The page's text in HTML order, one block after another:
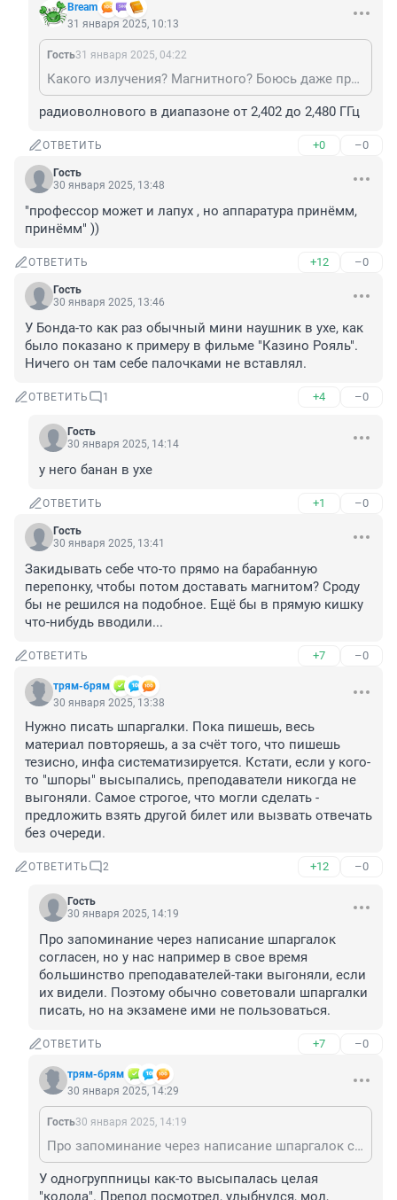
Bream
31 января 2025, 10:13
Гость31 января 2025, 04:22
Какого излучения? Магнитного? Боюсь даже представить, что станет с вашим нежным мозгом, если вы когда-нибудь пойдёте делать мрт.
радиоволнового в диапазоне от 2,402 до 2,480 ГГц
ОТВЕТИТЬ +0 –0
Гость
30 января 2025, 13:48
"профессор может и лапух , но аппаратура принёмм,
принёмм" ))
ОТВЕТИТЬ +12 –0
Гость
30 января 2025, 13:46
У Бонда-то как раз обычный мини наушник в ухе, как
было показано к примеру в фильме "Казино Рояль".
Ничего он там себе палочками не вставлял.
ОТВЕТИТЬ 1 +4 –0
Гость
30 января 2025, 14:14
у него банан в ухе
ОТВЕТИТЬ +1 –0
Гость
30 января 2025, 13:41
Закидывать себе что-то прямо на барабанную
перепонку, чтобы потом доставать магнитом? Сроду
бы не решился на подобное. Ещё бы в прямую кишку
что-нибудь вводили...
ОТВЕТИТЬ +7 –0
трям-брям
30 января 2025, 13:38
Нужно писать шпаргалки. Пока пишешь, весь
материал повторяешь, а за счёт того, что пишешь
тезисно, инфа систематизируется. Кстати, если у кого-
то "шпоры" высыпались, преподаватели никогда не
выгоняли. Самое строгое, что могли сделать -
предложить взять другой билет или вызвать отвечать
без очереди.
ОТВЕТИТЬ 2 +12 –0
Гость
30 января 2025, 14:19
Про запоминание через написание шпаргалок
согласен, но у нас например в свое время
большинство преподавателей-таки выгоняли, если
их видели. Поэтому обычно советовали шпаргалки
писать, но на экзамене ими не пользоваться.
ОТВЕТИТЬ +7 –0
трям-брям
30 января 2025, 14:29
Гость30 января 2025, 14:19
Про запоминание через написание шпаргалок согласен, но у нас например в свое время большинство преподавателей-таки выгоняли, если их видели. Поэтому обычно советовали шпаргалки писать, но на экзамене ими не пользоваться.
У одногруппницы как-то высыпалась целая
"колода". Препод посмотрел, улыбнулся, мол,